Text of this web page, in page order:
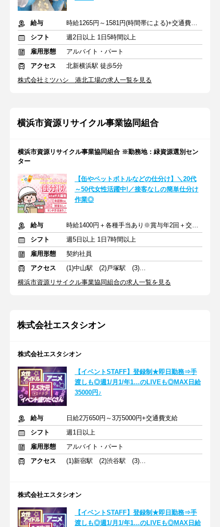
給与
時給1265円～1581円(時間帯による)+交通費全額支給
シフト
週2日以上 1日5時間以上
雇用形態
アルバイト・パート
アクセス
北新横浜駅 徒歩5分
株式会社ミツハシ 港北工場の求人一覧を見る
横浜市資源リサイクル事業協同組合
横浜市資源リサイクル事業協同組合 ※勤務地：緑資源選別セン
ター
【缶やペットボトルなどの仕分け】＼20代
～50代女性活躍中!／接客なしの簡単仕分け
作業◎
給与
時給1400円＋各種手当あり※賞与年2回＋交通費一部支給
シフト
週5日以上 1日7時間以上
雇用形態
契約社員
アクセス
(1)中山駅 (2)戸塚駅 (3)鶴見駅
横浜市資源リサイクル事業協同組合の求人一覧を見る
株式会社エスタシオン
株式会社エスタシオン
【イベントSTAFF】登録制★即日勤務⇒手
渡しも◎週1/月1/年1…のLIVEも◎MAX日給
35000円♪
給与
日給2万650円～3万5000円+交通費支給
シフト
週1日以上
雇用形態
アルバイト・パート
アクセス
(1)新宿駅 (2)渋谷駅 (3)横浜駅
株式会社エスタシオン
【イベントSTAFF】登録制★即日勤務⇒手
渡しも◎週1/月1/年1…のLIVEも◎MAX日給